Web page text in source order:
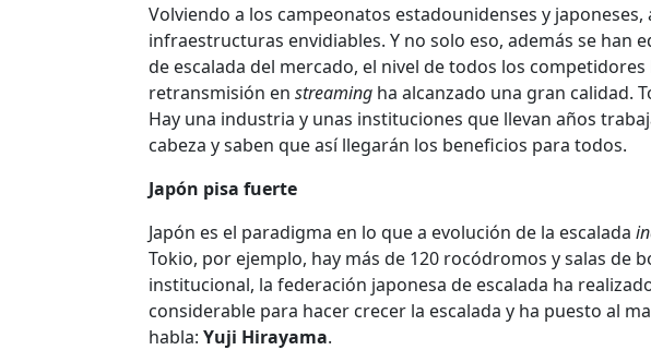
Volviendo a los campeonatos estadounidenses y
infraestructuras envidiables. Y no solo eso, además se han
de escalada del mercado, el nivel de todos los
retransmisión en streaming ha alcanzado una gran calidad.
Hay una industria y unas instituciones que llevan años
cabeza y saben que así llegarán los beneficios para todos.
Japón pisa fuerte
Japón es el paradigma en lo que a evolución de la escalada
Tokio, por ejemplo, hay más de 120 rocódromos y salas de
institucional, la federación japonesa de escalada ha
considerable para hacer crecer la escalada y ha puesto al
habla: Yuji Hirayama.